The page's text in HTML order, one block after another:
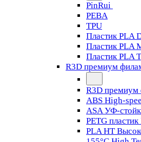
PinRui
PEBA
TPU
Пластик PLA
Пластик PLA
Пластик PLA
R3D премиум
R3D премиум
ABS High-
ASA УФ-
PETG
PLA HT